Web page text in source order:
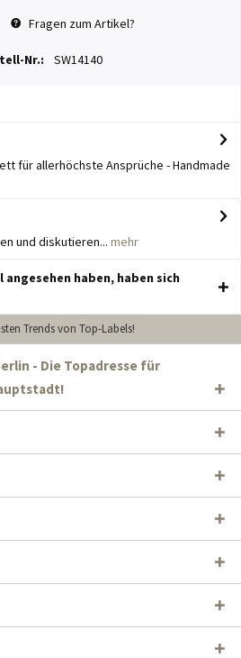
Fragen zum Artikel?
Nr.: SW14140
für allerhöchste Ansprüche - Handmade
und diskutieren... mehr
haben, haben sich
Trends von Top-Labels!
- Die Topadresse für